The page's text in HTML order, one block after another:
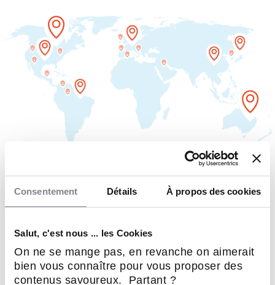
Consentement Détails À propos des cookies
Salut, c'est nous ... les Cookies
On ne se mange pas, en revanche on aimerait
bien vous connaître pour vous proposer des
contenus savoureux. Partant ?
MAPPING DES OPPORTUNITÉS
géographique pour
entreprendre ?